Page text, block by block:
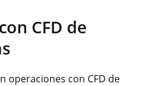
CFD de
operaciones con CFD de